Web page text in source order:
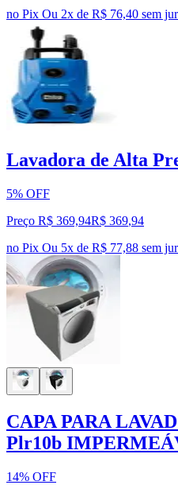
no Pix Ou 2x de R$ 76,40 sem
Lavadora de Alta
5% OFF
Preço R$ 369,94R$ 369,94
no Pix Ou 5x de R$ 77,88 sem
CAPA PARA
Plr10b
14% OFF